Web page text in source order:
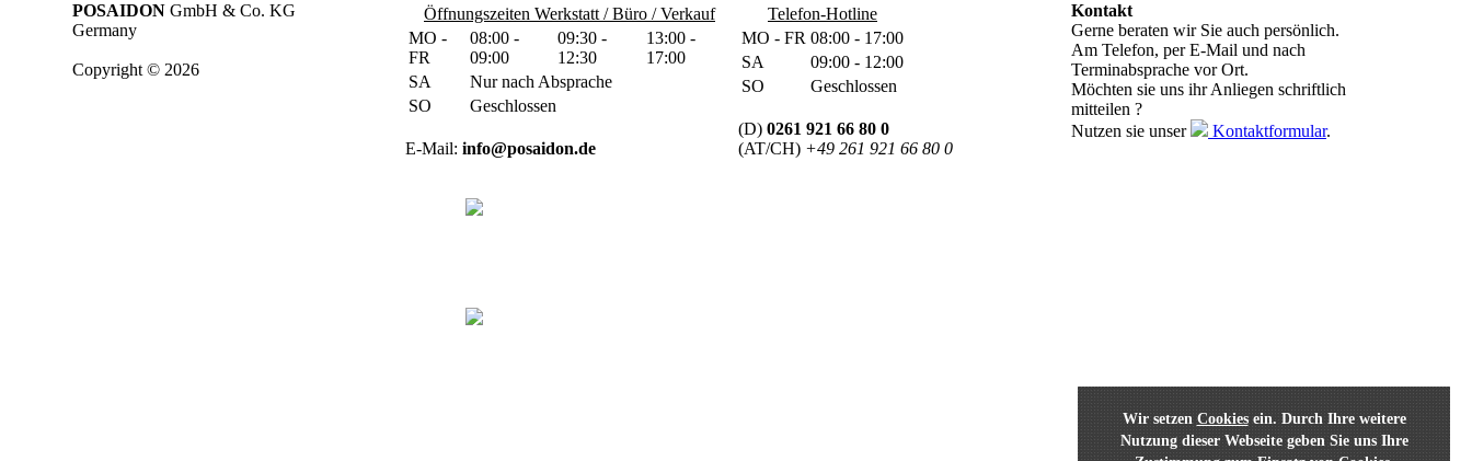
Wir setzenCookiesein. Durch Ihre weitere
Nutzung dieser Webseite geben Sie uns Ihre
POSAIDON GmbH & Co. KG
Germany
Copyright © 2026
Öffnungszeiten Werkstatt / Büro / Verkauf
MO -
FR
08:00 -
09:00
09:30 -
12:30
13:00 -
17:00
SA
Nur nach Absprache
SO
Geschlossen
E-Mail: info@posaidon.de
Telefon-Hotline
MO - FR 08:00 - 17:00
SA
09:00 - 12:00
SO
Geschlossen
(D) 0261 921 66 80 0
(AT/CH) +49 261 921 66 80 0
Kontakt
Gerne beraten wir Sie auch persönlich.
Am Telefon, per E-Mail und nach
Terminabsprache vor Ort.
Möchten sie uns ihr Anliegen schriftlich
mitteilen ?
Nutzen sie unser
Kontaktformular.